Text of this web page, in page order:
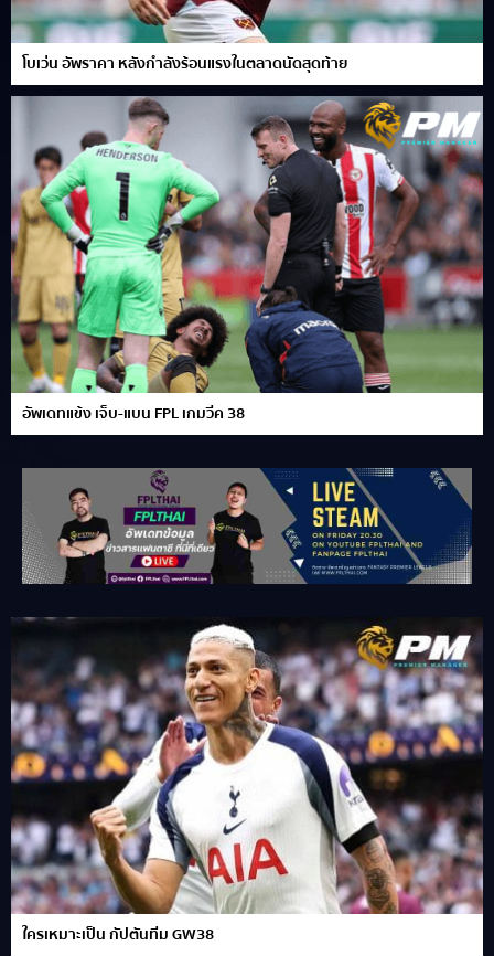
โบเว่น อัพราคา หลังกำลังร้อนแรงในตลาดนัดสุดท้าย
อัพเดทแข้ง เจ็บ-แบน FPL เกมวีค 38
ใครเหมาะเป็น กัปตันทีม GW38